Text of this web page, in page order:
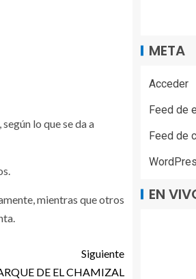
lo que se da a
mientras que otros
Siguiente
DE EL CHAMIZAL
META
Acceder
Feed de
Feed de
EN